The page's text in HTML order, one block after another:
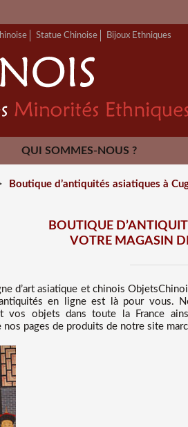
Statue Chinoise Bijoux Ethniques
QUI SOMMES-NOUS ?
Boutique d’antiquités asiatiques à
BOUTIQUE
VOTRE MAGASIN
d’art asiatique et chinois
en ligne est là pour vous.
vos objets dans toute la France
pages de produits de notre site